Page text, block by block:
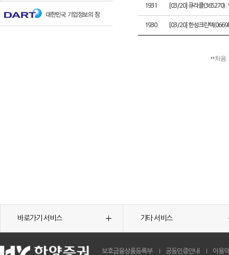
1931 [03/20] 큐라클(365270) :
1930 [03/20] 한성크린텍
처음
바로가기 서비스 기타 서비스
보호금융상품등록부 공동인증안내 이용